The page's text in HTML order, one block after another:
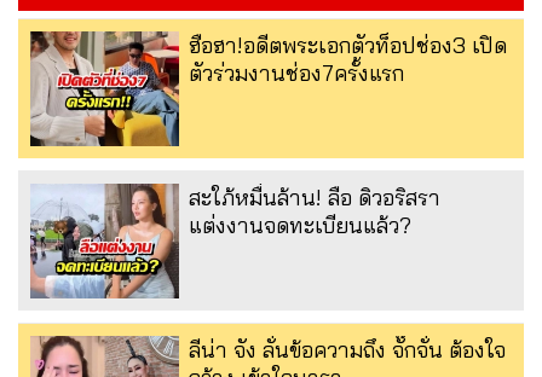
ฮือฮา!อดีตพระเอกตัวท็อปช่อง3 เปิด
ตัวร่วมงานช่อง7ครั้งแรก
สะใภ้หมื่นล้าน! ลือ ดิวอริสรา
แต่งงานจดทะเบียนแล้ว?
ลีน่า จัง ลั่นข้อความถึง จั๊กจั่น ต้องใจ